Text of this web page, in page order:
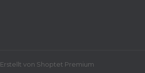
Erstellt von Shoptet Premium